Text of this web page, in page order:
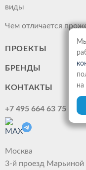
виды
Чем отличается
ПРОЕКТЫ
БРЕНДЫ
КОНТАКТЫ
+7 495 664 63 75
Москва
3-й проезд
на